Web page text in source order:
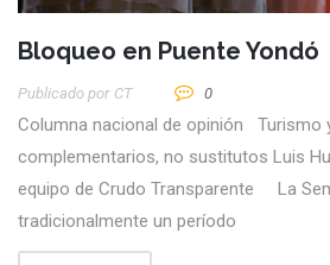
Bloqueo en Puente Yondó
Publicado por CT 0
Columna nacional de opinión Turismo
complementarios, no sustitutos Luis
equipo de Crudo Transparente La
tradicionalmente un período